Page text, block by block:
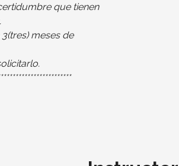
que tienen
meses de